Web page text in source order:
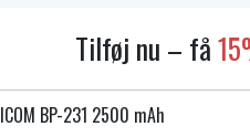
Tilføj nu – få
ICOM BP-231 2500 mAh